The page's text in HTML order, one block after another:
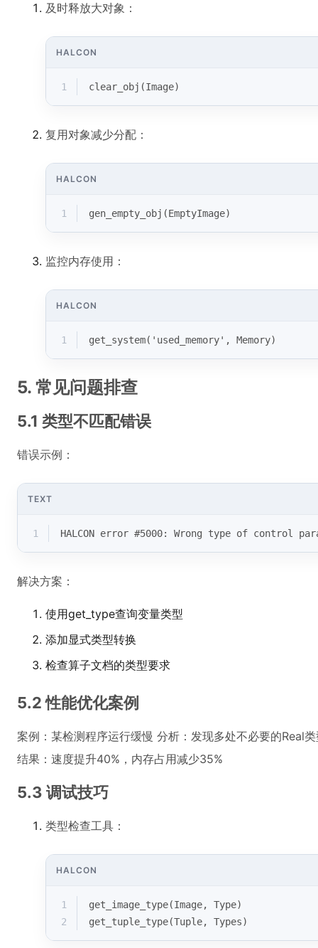
及时释放大对象：
HALCON
1 clear_obj(Image)
复用对象减少分配：
HALCON
1 gen_empty_obj(EmptyImage)
监控内存使用：
HALCON
1 get_system('used_memory', Memory)
5. 常见问题排查
5.1 类型不匹配错误
错误示例：
TEXT
1 HALCON error #5000: Wrong type of control
解决方案：
使用get_type查询变量类型
添加显式类型转换
检查算子文档的类型要求
5.2 性能优化案例
案例：某检测程序运行缓慢 分析：发现多处不必要的Real
结果：速度提升40%，内存占用减少35%
5.3 调试技巧
类型检查工具：
HALCON
1
get_image_type(Image, Type)
2
get_tuple_type(Tuple, Types)